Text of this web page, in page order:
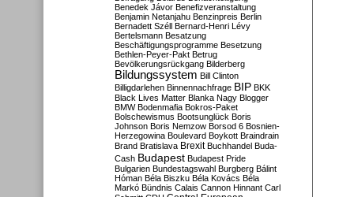
Benedek Jávor Benefizveranstaltung
Benjamin Netanjahu Benzinpreis Berlin
Bernadett Széll Bernard-Henri Lévy
Bertelsmann Besatzung
Beschäftigungsprogramme Besetzung
Bethlen-Peyer-Pakt Betrug
Bevölkerungsrückgang Bilderberg
Bildungssystem Bill Clinton
Billigdarlehen Binnennachfrage BIP BKK
Black Lives Matter Blanka Nagy Blogger
BMW Bodenmafia Bokros-Paket
Bolschewismus Bootsunglück Boris
Johnson Boris Nemzow Borsod 6 Bosnien-
Herzegowina Boulevard Boykott Braindrain
Brand Bratislava Brexit Buchhandel Buda-
Cash Budapest Budapest Pride
Bulgarien Bundestagswahl Burgberg Bálint
Hóman Béla Biszku Béla Kovács Béla
Markó Bündnis Calais Cannon Hinnant Carl